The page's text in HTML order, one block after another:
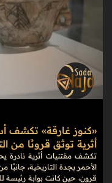
«كنوز غارقة» تكشف
أثرية توثق قرونًا من
تكشف مقتنيات أثرية نادرة
الأحمر بجدة التاريخية،
قرون، حين كانت بوابة رئيسة